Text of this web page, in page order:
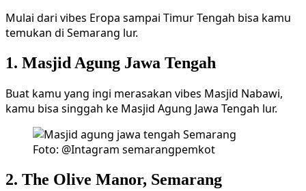
Mulai dari vibes Eropa sampai Timur Tengah bisa kamu
temukan di Semarang lur.
1. Masjid Agung Jawa Tengah
Buat kamu yang ingi merasakan vibes Masjid Nabawi,
kamu bisa singgah ke Masjid Agung Jawa Tengah lur.
Foto: @Intagram semarangpemkot
2. The Olive Manor, Semarang